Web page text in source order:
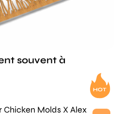
souvent à
Chicken Molds X Alex